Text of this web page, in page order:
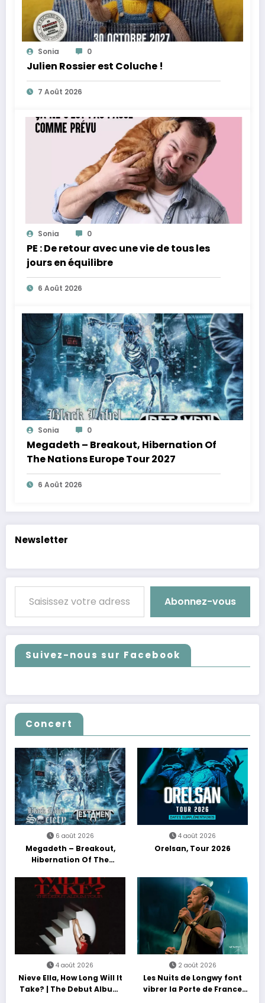
Sonia 0
Julien Rossier est Coluche !
7 Août 2026
Sonia 0
PE : De retour avec une vie de tous les
jours en équilibre
6 Août 2026
Sonia 0
Megadeth – Breakout, Hibernation Of
The Nations Europe Tour 2027
6 Août 2026
Newsletter
Saisissez votre adresse e-mail…
Abonnez-vous
Suivez-nous sur Facebook
Concert
6 août 2026
Megadeth – Breakout,
Hibernation Of The
4 août 2026
Orelsan, Tour 2026
4 août 2026
Nieve Ella, How Long Will It
Take? | The Debut Album
2 août 2026
Les Nuits de Longwy font
vibrer la Porte de France